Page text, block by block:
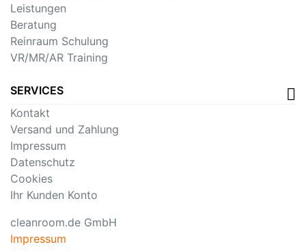
Leistungen
Beratung
Reinraum Schulung
VR/MR/AR Training
SERVICES
Kontakt
Versand und Zahlung
Impressum
Datenschutz
Cookies
Ihr Kunden Konto
cleanroom.de GmbH
Impressum